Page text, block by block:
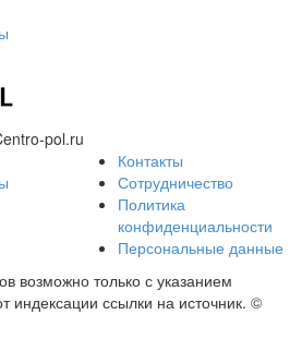
pol.ru
Контакты
Сотрудничество
Политика
конфиденциальности
Персональные данные
возможно только с указанием
индексации ссылки на источник. ©